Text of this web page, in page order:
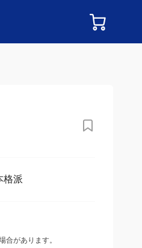
格派
合があります。